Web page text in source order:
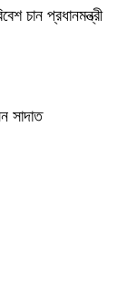
চান প্রধানমন্ত্রী
সাদাত